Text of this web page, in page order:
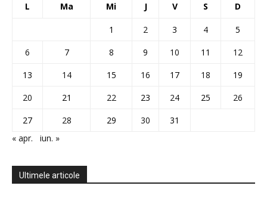
L Ma Mi J V S D
1 2 3 4
5
6
7 8 9 10 11
12
13
14 15 16 17 18
19
20
21 22 23 24 25
26
27
28 29 30
31
« apr.
iun. »
Ultimele articole